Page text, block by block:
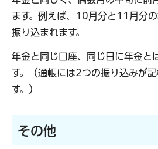
ます。例えば、10月分と11月分
振り込まれます。
年金と同じ口座、同じ日に年金と
す。（通帳には2つの振り込みが
す。）
その他